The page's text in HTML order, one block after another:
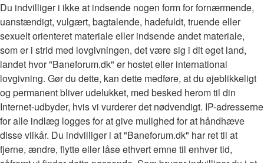
Du indvilliger i ikke at indsende nogen form for fornærmende,
uanstændigt, vulgært, bagtalende, hadefuldt, truende eller
sexuelt orienteret materiale eller indsende andet materiale,
som er i strid med lovgivningen, det være sig i dit eget land,
landet hvor "Baneforum.dk" er hostet eller international
lovgivning. Gør du dette, kan dette medføre, at du øjeblikkeligt
og permanent bliver udelukket, med besked herom til din
Internet-udbyder, hvis vi vurderer det nødvendigt. IP-adresserne
for alle indlæg logges for at give mulighed for at håndhæve
disse vilkår. Du indvilliger i at "Baneforum.dk" har ret til at
fjerne, ændre, flytte eller låse ethvert emne til enhver tid,